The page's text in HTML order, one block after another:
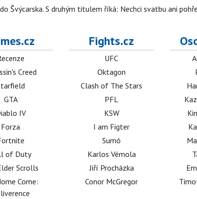
Švýcarska. S druhým titulem říká: Nechci svatbu ani
Creed
GTA
IV
Forza
of Duty
Scrolls
Come:
Fights.cz
UFC
Oktagon
Clash of The Stars
PFL
KSW
I am Figter
Sumó
Karlos Vémola
Jiří Procházka
Conor McGregor